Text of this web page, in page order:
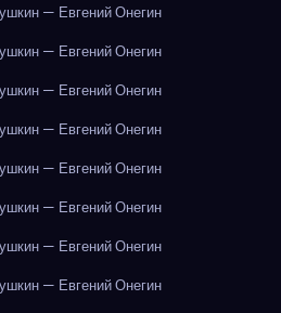
— Евгений Онегин
— Евгений Онегин
— Евгений Онегин
— Евгений Онегин
— Евгений Онегин
— Евгений Онегин
— Евгений Онегин
— Евгений Онегин